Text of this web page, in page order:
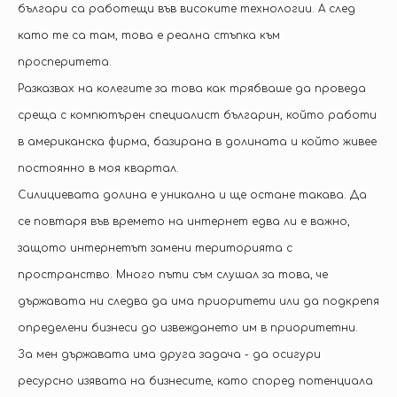
българи са работещи във високите технологии. А след
като те са там, това е реална стъпка към
просперитета.
Разказвах на колегите за това как трябваше да проведа
среща с компютърен специалист българин, който работи
в американска фирма, базирана в долината и който живее
постоянно в моя квартал.
Силициевата долина е уникална и ще остане такава. Да
се повтаря във времето на интернет едва ли е важно,
защото интернетът замени територията с
пространство. Много пъти съм слушал за това, че
държавата ни следва да има приоритети или да подкрепя
определени бизнеси до извеждането им в приоритетни.
За мен държавата има друга задача - да осигури
ресурсно изявата на бизнесите, като според потенциала